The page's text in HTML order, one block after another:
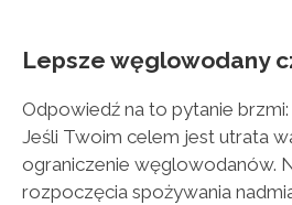
Lepsze węglowodany
Odpowiedź na to pytanie
Jeśli Twoim celem jest utrata
ograniczenie węglowodanów.
rozpoczęcia spożywania